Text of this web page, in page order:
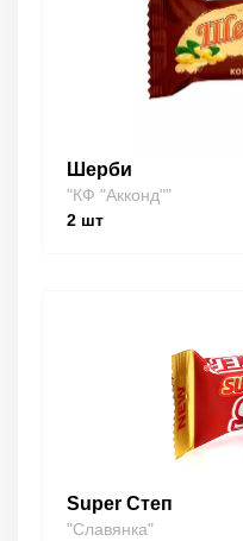
Шерби
"КФ "Акконд""
2 шт
Super Степ
"Славянка"